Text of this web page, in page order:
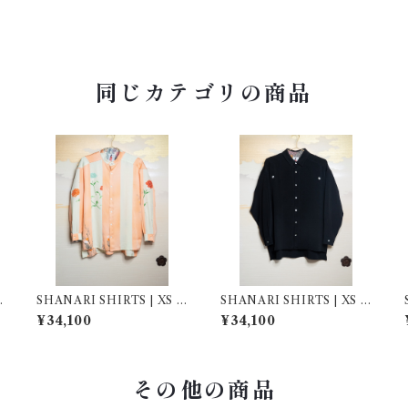
同じカテゴリの商品
SHANARI SHIRTS | XS |
261035
¥34,100
SHANARI SHIRTS | XS |
262028
¥34,100
その他の商品